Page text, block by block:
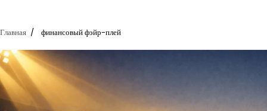
Главная финансовый фэйр-плей